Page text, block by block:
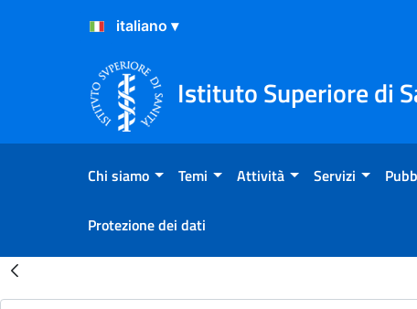
Salta al Contenuto
Salta al Footer
Istituto Superiore di
Chi siamo Temi Attività Servizi
Protezione dei dati
Risultati della Ricerca -